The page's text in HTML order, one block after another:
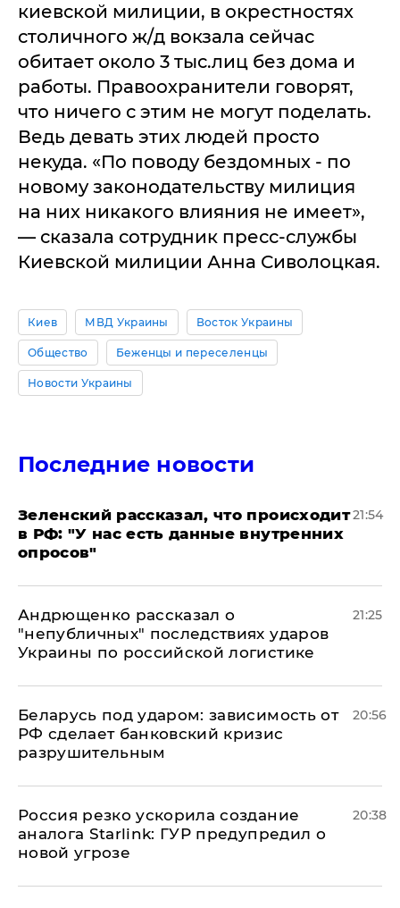
киевской милиции, в окрестностях
столичного ж/д вокзала сейчас
обитает около 3 тыс.лиц без дома и
работы. Правоохранители говорят,
что ничего с этим не могут поделать.
Ведь девать этих людей просто
некуда. «По поводу бездомных - по
новому законодательству милиция
на них никакого влияния не имеет»,
— сказала сотрудник пресс-службы
Киевской милиции Анна Сиволоцкая.
Киев МВД Украины Восток Украины
Общество Беженцы и переселенцы
Новости Украины
Последние новости
​Зеленский рассказал, что происходит
в РФ: "У нас есть данные внутренних
опросов"
21:54
Андрющенко рассказал о
"непубличных" последствиях ударов
Украины по российской логистике
21:25
Беларусь под ударом: зависимость от
РФ сделает банковский кризис
разрушительным
20:56
​Россия резко ускорила создание
аналога Starlink: ГУР предупредил о
новой угрозе
20:38